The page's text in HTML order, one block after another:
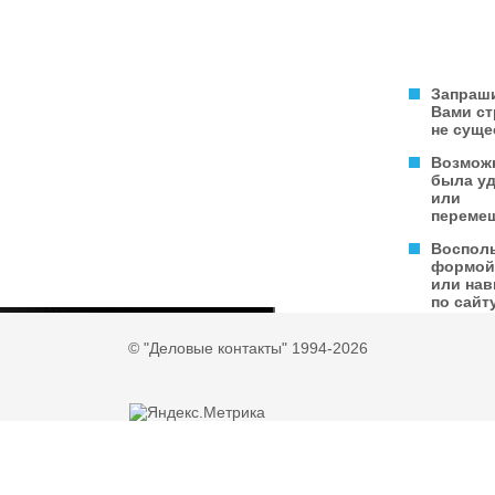
Вами
не
была
или
формой
или
по
© "Деловые контакты" 1994-2026